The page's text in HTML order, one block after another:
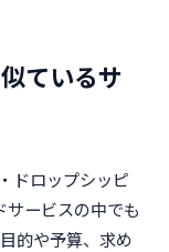
ているサ
ドロップシッピ
ービスの中でも
的や予算、求め